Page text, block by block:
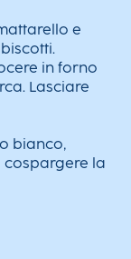
e
in forno
Lasciare
bianco,
cospargere la